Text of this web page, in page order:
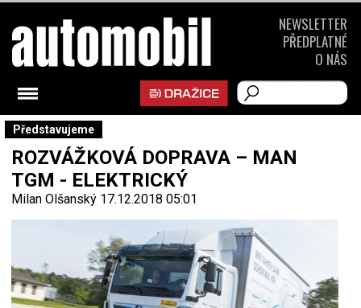
Představujeme
ROZVÁŽKOVÁ DOPRAVA – MAN
TGM - ELEKTRICKÝ
Milan Olšanský 17.12.2018 05:01
NEWSLETTER
PŘEDPLATNÉ
O NÁS